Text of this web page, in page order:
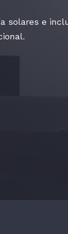
solares e